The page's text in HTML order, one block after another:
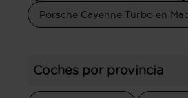
Porsche Cayenne Turbo en
Coches por provincia